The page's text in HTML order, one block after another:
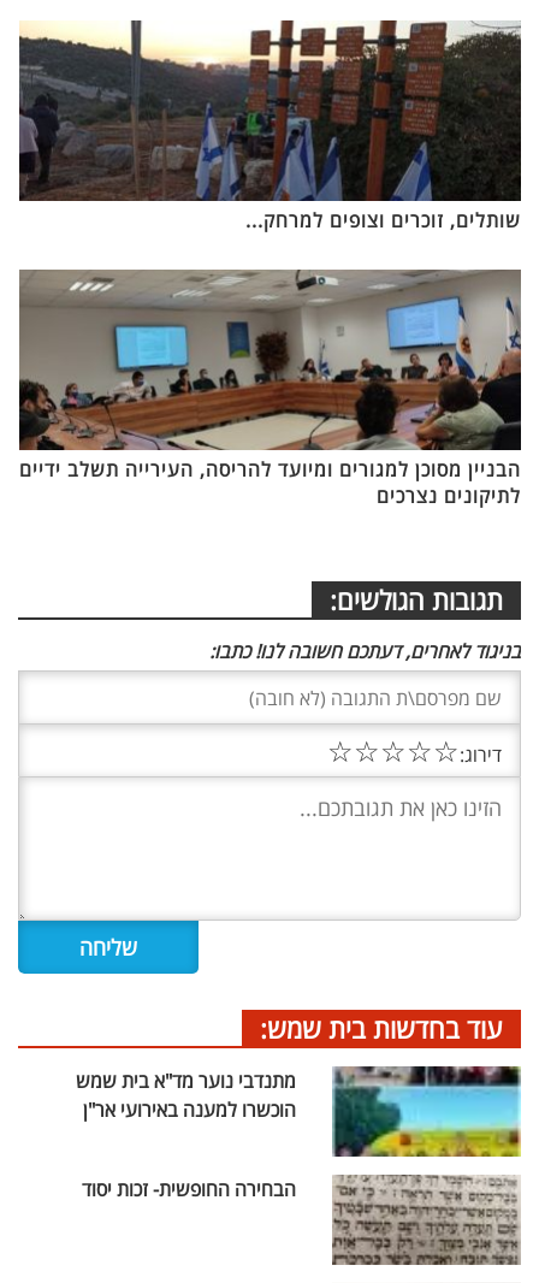
שותלים, זוכרים וצופים למרחק...
הבניין מסוכן למגורים ומיועד להריסה, העירייה תשלב ידיים
לתיקונים נצרכים
תגובות הגולשים:
בניגוד לאחרים, דעתכם חשובה לנו! כתבו:
דירוג:☆
☆
☆
☆
☆
עוד בחדשות בית שמש:
מתנדבי נוער מד"א בית שמש
הוכשרו למענה באירועי אר"ן
הבחירה החופשית- זכות יסוד